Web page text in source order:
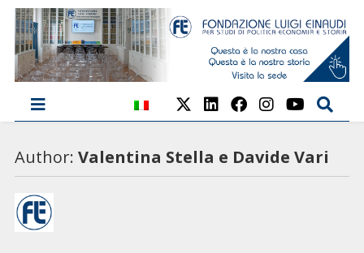
Author: Valentina Stella e Davide Vari